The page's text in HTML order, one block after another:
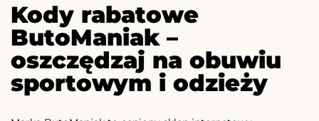
Kody rabatowe
ButoManiak –
oszczędzaj na obuwiu
sportowym i odzieży